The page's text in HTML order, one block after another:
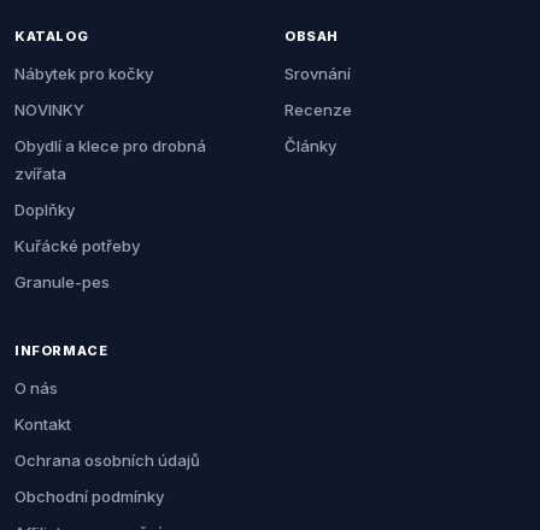
KATALOG
Nábytek pro kočky
NOVINKY
Obydlí a klece pro drobná
zvířata
Doplňky
Kuřácké potřeby
Granule-pes
OBSAH
Srovnání
Recenze
Články
INFORMACE
O nás
Kontakt
Ochrana osobních údajů
Obchodní podmínky